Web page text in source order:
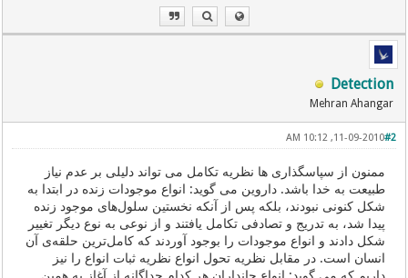
Detection
Mehran Ahangar
#2
11-09-2010, 10:12 AM
ممنون از سپاسگذاری ها نظریه تکامل می تواند دلیلی بر عدم نیاز
طبیعت به خدا باشد. داروین می گوید: انواع موجودات زنده در ابتدا به
شكل كنونی نبودند، بلكه پس از آنكه نخستین سلول‌های موجود زنده
پیدا شد، به تدریج و تصادفی تكامل یافتند و از نوعی به نوع دیگر تغییر
شكل دادند و انواع موجودات را بوجود آوردند كه كامل‌ترین حلقه‌ی آن
انسان است. در مقابل نظریه تحول انواع نظریه ثبات انواع را نیز